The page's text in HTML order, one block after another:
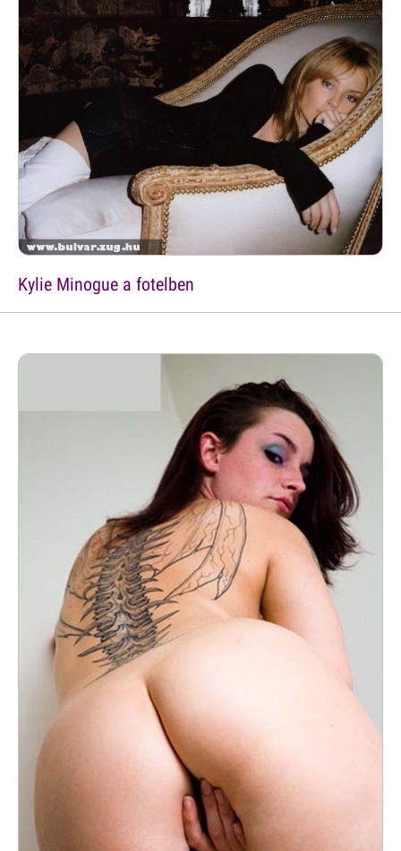
Kylie Minogue a fotelben